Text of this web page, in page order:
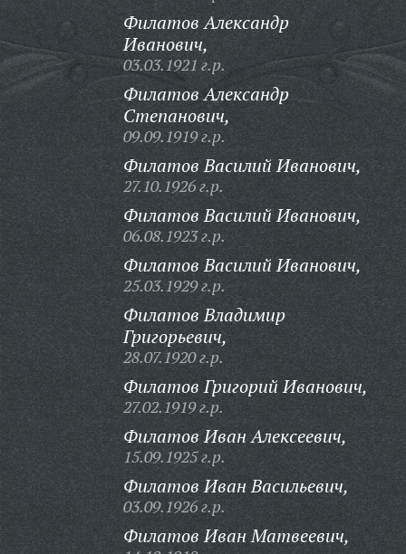
Филатов Александр
Иванович,
03.03.1921 г.р.
Филатов Александр
Степанович,
09.09.1919 г.р.
Филатов Василий Иванович,
27.10.1926 г.р.
Филатов Василий Иванович,
06.08.1923 г.р.
Филатов Василий Иванович,
25.03.1929 г.р.
Филатов Владимир
Григорьевич,
28.07.1920 г.р.
Филатов Григорий Иванович,
27.02.1919 г.р.
Филатов Иван Алексеевич,
15.09.1925 г.р.
Филатов Иван Васильевич,
03.09.1926 г.р.
Филатов Иван Матвеевич,